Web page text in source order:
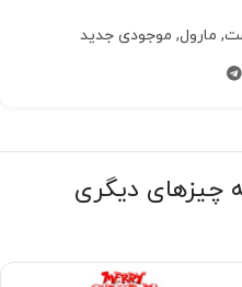
, مارول, موجودی جدید
چیزهای دیگری